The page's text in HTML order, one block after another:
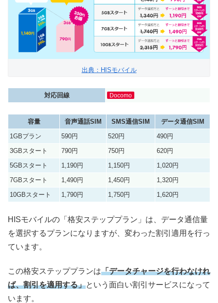
日本通信
SIM（合理的み
んなのプラン）
－ － －
－
HISモバイル
－
HISモバイル
（格安弐拾）
－ － －
HISモバイル
（格安ステッ
プ）
590円
b-mobile － 1,089円 1,309円
y.u mobile － － －
タイプ)
QTモバイル(A
タイプ)
－ 1,595円 －
QTモバイル(S
出典：HISモバイル
対応回線 Docomo
容量 音声通話SIM SMS通信SIM
データ通信SIM
1GBプラン
590円 520円
490円
3GBスタート
790円 750円
620円
5GBスタート
1,190円 1,150円
1,020円
7GBスタート
1,490円 1,450円
1,320円
10GBスタート
1,790円 1,750円 1,620円
HISモバイルの「格安ステッププラン」は、データ通信量
を選択するプランになりますが、変わった割引適用を行っ
ています。
この格安ステッププランは「データチャージを行わなけれ
ば、割引を適用する」という面白い割引サービスになって
います。